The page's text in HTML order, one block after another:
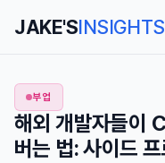
JAKE'SINSIGHTS
부업
해외 개발자들
버는 법: 사이드